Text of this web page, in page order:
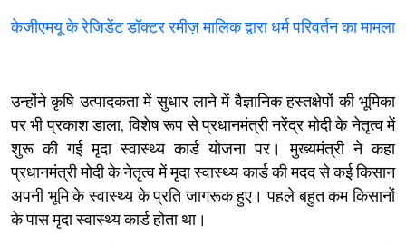
केजीएमयू के रेजिडेंट डॉक्टर रमीज़ मालिक द्वारा धर्म परिवर्तन का मामला
उन्होंने कृषि उत्पादकता में सुधार लाने में वैज्ञानिक हस्तक्षेपों की भूमिका
पर भी प्रकाश डाला, विशेष रूप से प्रधानमंत्री नरेंद्र मोदी के नेतृत्व में
शुरू की गई मृदा स्वास्थ्य कार्ड योजना पर। मुख्यमंत्री ने कहा
प्रधानमंत्री मोदी के नेतृत्व में मृदा स्वास्थ्य कार्ड की मदद से कई किसान
अपनी भूमि के स्वास्थ्य के प्रति जागरूक हुए। पहले बहुत कम किसानों
के पास मृदा स्वास्थ्य कार्ड होता था।